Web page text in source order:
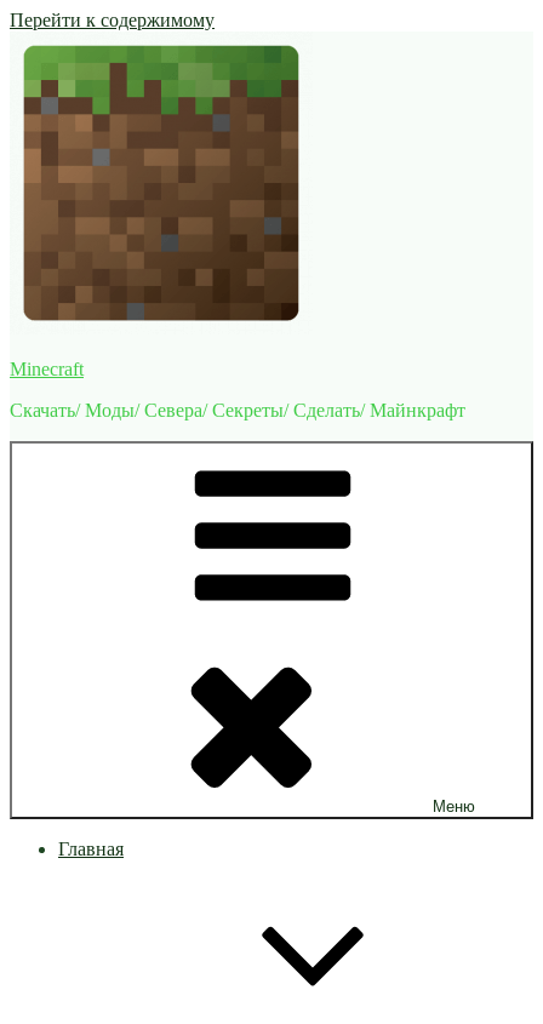
Перейти к содержимому
Minecraft
Скачать/ Моды/ Севера/ Секреты/ Сделать/ Майнкрафт
Меню
Главная